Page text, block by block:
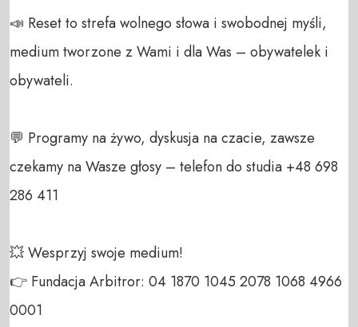
📣 Reset to strefa wolnego słowa i swobodnej myśli,
medium tworzone z Wami i dla Was – obywatelek i
obywateli.
💬 Programy na żywo, dyskusja na czacie, zawsze
czekamy na Wasze głosy – telefon do studia +48 698
286 411
💥 Wesprzyj swoje medium!
👉 Fundacja Arbitror: 04 1870 1045 2078 1068 4966
0001